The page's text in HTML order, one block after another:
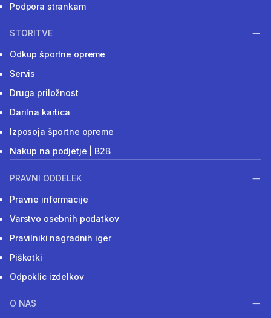
Podpora strankam
STORITVE
Odkup športne opreme
Servis
Druga priložnost
Darilna kartica
Izposoja športne opreme
Nakup na podjetje | B2B
PRAVNI ODDELEK
Pravne informacije
Varstvo osebnih podatkov
Pravilniki nagradnih iger
Piškotki
Odpoklic izdelkov
O NAS